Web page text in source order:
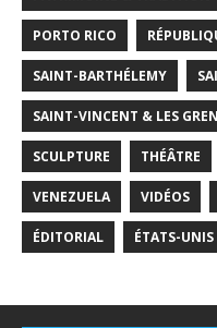
PORTO RICO
SAINT-BARTHÉLEMY
SAINT-VINCENT & LES
SCULPTURE THÉÂTRE
VENEZUELA VIDÉOS
ÉDITORIAL ÉTATS-UNIS